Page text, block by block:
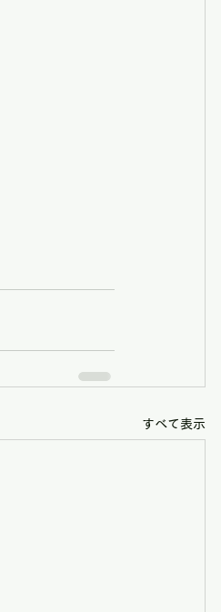
すべて表示